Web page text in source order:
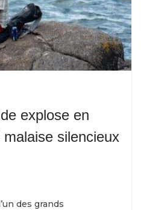
explose en
silencieux
des grands